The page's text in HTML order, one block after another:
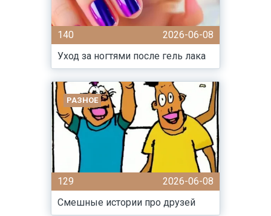
140
2026-06-08
Уход за ногтями после гель лака
РАЗНОЕ
129
2026-06-08
Смешные истории про друзей